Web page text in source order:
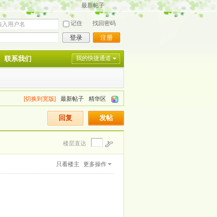
最新帖子
记住 找回密码
登录 注册
我的快捷通道
联系我们
[切换到宽版] 最新帖子 精华区
发帖
回复
楼层直达
只看楼主 更多操作